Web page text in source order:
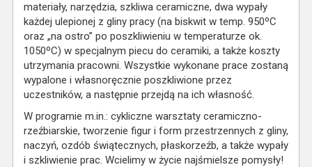
materiały, narzędzia, szkliwa ceramiczne, dwa wypały
każdej ulepionej z gliny pracy (na biskwit w temp. 950ºC
oraz „na ostro” po poszkliwieniu w temperaturze ok.
1050ºC) w specjalnym piecu do ceramiki, a także koszty
utrzymania pracowni. Wszystkie wykonane prace zostaną
wypalone i własnoręcznie poszkliwione przez
uczestników, a następnie przejdą na ich własność.
W programie m.in.: cykliczne warsztaty ceramiczno-
rzeźbiarskie, tworzenie figur i form przestrzennych z gliny,
naczyń, ozdób świątecznych, płaskorzeźb, a także wypały
i szkliwienie prac. Wcielimy w życie najśmielsze pomysły!